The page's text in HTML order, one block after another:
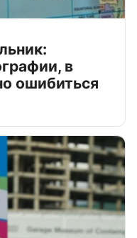
в
ошибиться